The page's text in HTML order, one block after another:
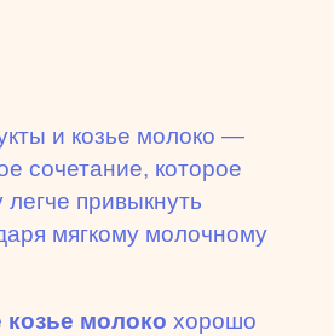
и козье молоко —
сочетание, которое
привыкнуть
мягкому молочному
козье молокохорошо